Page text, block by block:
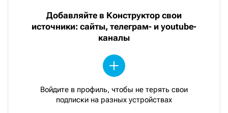
Добавляйте в Конструктор свои
источники: сайты, телеграм- и youtube-
каналы
Войдите в профиль, чтобы не терять свои
подписки на разных устройствах